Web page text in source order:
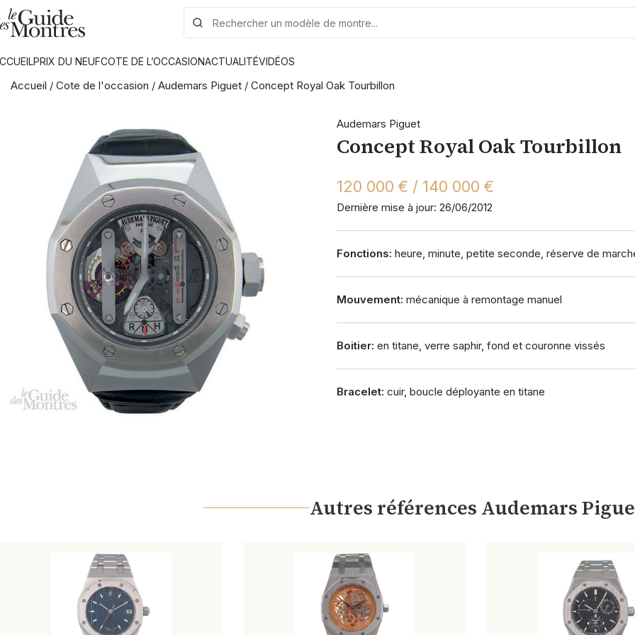
PRIX DU NEUFCOTE DE L’OCCASIONACTUALITÉVIDÉOS
Accueil / Cote de l'occasion / Audemars Piguet / Concept Royal Oak Tourbillon
Audemars Piguet
Concept Royal Oak Tourbillon
120 000 € / 140 000 €
Dernière mise à jour: 26/06/2012
Fonctions: heure, minute, petite seconde, réserve de
Mouvement: mécanique à remontage manuel
Boitier: en titane, verre saphir, fond et couronne vissés
Bracelet: cuir, boucle déployante en titane
Autres références Audemars